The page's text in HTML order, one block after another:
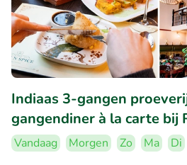
Indiaas 3-gangen
gangendiner à la carte bij
Vandaag Morgen Zo Ma Di